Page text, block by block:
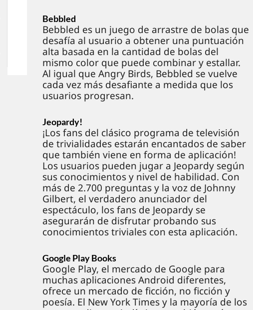
Bebbled
Bebbled es un juego de arrastre de bolas que
desafía al usuario a obtener una puntuación
alta basada en la cantidad de bolas del
mismo color que puede combinar y estallar.
Al igual que Angry Birds, Bebbled se vuelve
cada vez más desafiante a medida que los
usuarios progresan.
Jeopardy!
¡Los fans del clásico programa de televisión
de trivialidades estarán encantados de saber
que también viene en forma de aplicación!
Los usuarios pueden jugar a Jeopardy según
sus conocimientos y nivel de habilidad. Con
más de 2.700 preguntas y la voz de Johnny
Gilbert, el verdadero anunciador del
espectáculo, los fans de Jeopardy se
asegurarán de disfrutar probando sus
conocimientos triviales con esta aplicación.
Google Play Books
Google Play, el mercado de Google para
muchas aplicaciones Android diferentes,
ofrece un mercado de ficción, no ficción y
poesía. El New York Times y la mayoría de los